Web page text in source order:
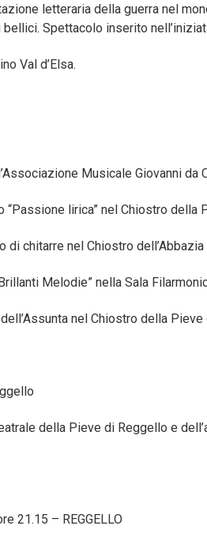
letteraria della guerra nel
Spettacolo inserito
Val d’Elsa.
Musicale Giovanni
lirica” nel Chiostro della
chitarre nel Chiostro
Melodie” nella Sala
nel Chiostro della Pieve
della Pieve di Reggello e
21.15 – REGGELLO